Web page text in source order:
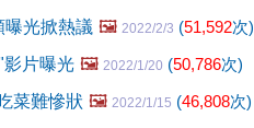
光掀熱議 🖼️ 2022/2/3 (51,592次)
影片曝光 🖼️ 2022/1/20 (50,786次)
菜難慘狀 🖼️ 2022/1/15 (46,808次)